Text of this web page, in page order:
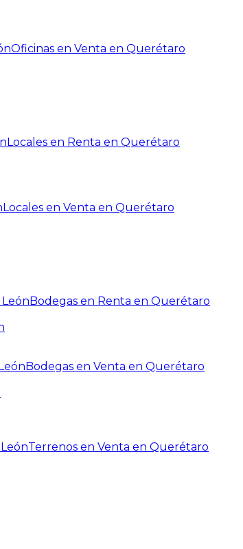
Oficinas en Venta en Querétaro
Locales en Renta en Querétaro
Locales en Venta en Querétaro
Bodegas en Renta en Querétaro
Bodegas en Venta en Querétaro
Terrenos en Venta en Querétaro